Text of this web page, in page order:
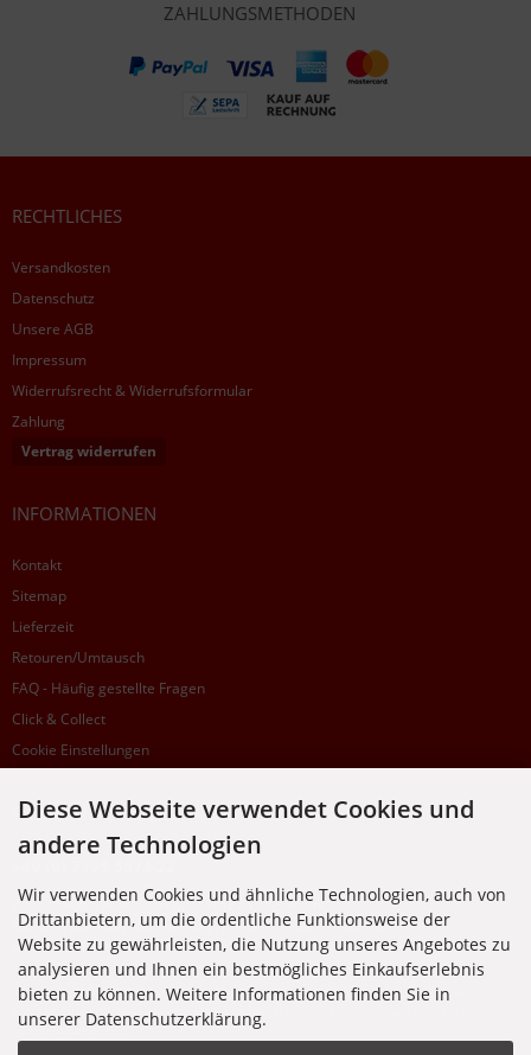
ZAHLUNGSMETHODEN
RECHTLICHES
Versandkosten
Datenschutz
Unsere AGB
Impressum
Widerrufsrecht & Widerrufsformular
Zahlung
Vertrag widerrufen
INFORMATIONEN
Kontakt
Sitemap
Lieferzeit
Retouren/Umtausch
FAQ - Häufig gestellte Fragen
Click & Collect
Cookie Einstellungen
SUPPORTHOTLINE
Zu laufenden Aufträgen oder Fragen allgemein:
Montag, Dienstag, Donnerstag, Freitag: 10:00 - 16:00 Uhr
Mittwoch: 10:00 - 18:00 Uhr
* Kosten: normaler Ortstarif DE, mit Flatratevertrag natürlich kostenlos. Aus dem
Ausland fallen die jeweils geltenden Auslandsgebühren an. Anrufe aus dem Handynetz
können abweichen.
Diese Webseite verwendet Cookies und
andere Technologien
Wir verwenden Cookies und ähnliche Technologien, auch von
Drittanbietern, um die ordentliche Funktionsweise der
Website zu gewährleisten, die Nutzung unseres Angebotes zu
analysieren und Ihnen ein bestmögliches Einkaufserlebnis
bieten zu können. Weitere Informationen finden Sie in
unserer Datenschutzerklärung.